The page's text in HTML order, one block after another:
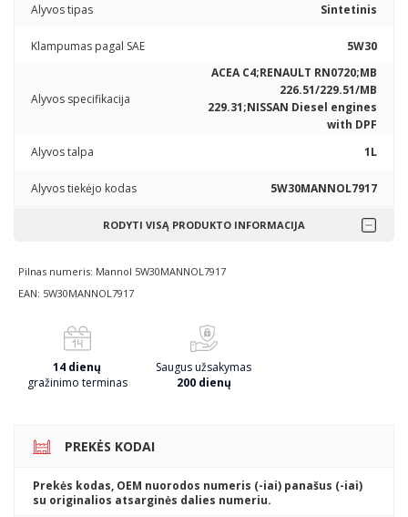
Alyvos tipas Sintetinis
Klampumas pagal SAE 5W30
Alyvos specifikacija
ACEA C4;RENAULT RN0720;MB
226.51/229.51/MB
229.31;NISSAN Diesel engines
with DPF
Alyvos talpa
1L
Alyvos tiekėjo kodas 5W30MANNOL7917
RODYTI VISĄ PRODUKTO INFORMACIJA
Pilnas numeris: Mannol 5W30MANNOL7917
EAN: 5W30MANNOL7917
14 dienų
gražinimo terminas
Saugus užsakymas
200 dienų
PREKĖS KODAI
Prekės kodas, OEM nuorodos numeris (-iai) panašus (-iai)
su originalios atsarginės dalies numeriu.